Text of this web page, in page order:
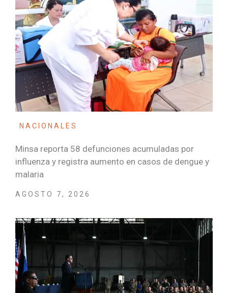
NACIONALES
Minsa reporta 58 defunciones acumuladas por
influenza y registra aumento en casos de dengue y
malaria
AGOSTO 7, 2026